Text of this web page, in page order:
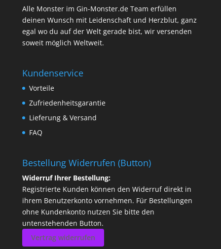
Alle Monster im Gin-Monster.de Team erfüllen
deinen Wunsch mit Leidenschaft und Herzblut, ganz
egal wo du auf der Welt gerade bist, wir versenden
soweit möglich Weltweit.
Kundenservice
Vorteile
Zufriedenheitsgarantie
Lieferung & Versand
FAQ
Bestellung Widerrufen (Button)
Widerruf Ihrer Bestellung:
Registrierte Kunden können den Widerruf direkt in
ihrem Benutzerkonto vornehmen. Für Bestellungen
ohne Kundenkonto nutzen Sie bitte den
untenstehenden Button.
Vertrag widerrufen